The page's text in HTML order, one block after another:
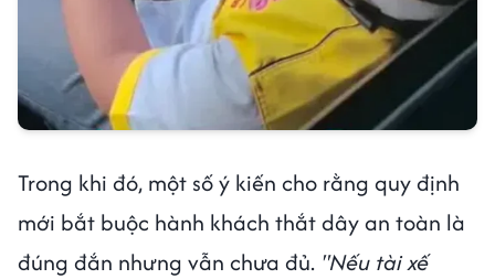
Trong khi đó, một số ý kiến cho rằng quy định
mới bắt buộc hành khách thắt dây an toàn là
đúng đắn nhưng vẫn chưa đủ. "Nếu tài xế